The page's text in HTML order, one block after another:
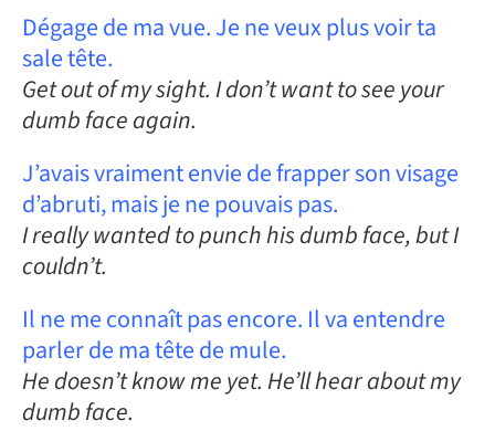
Dégage de ma vue. Je ne veux plus voir ta
sale tête.
Get out of my sight. I don’t want to see your
dumb face again.
J’avais vraiment envie de frapper son visage
d’abruti, mais je ne pouvais pas.
I really wanted to punch his dumb face, but I
couldn’t.
Il ne me connaît pas encore. Il va entendre
parler de ma tête de mule.
He doesn’t know me yet. He’ll hear about my
dumb face.